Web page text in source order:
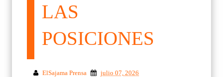
LAS
POSICIONES
ElSajama Prensa julio 07, 2026